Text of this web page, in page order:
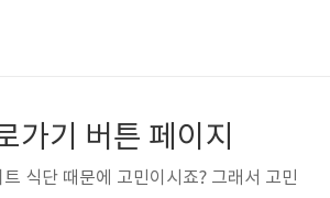
크 남겨 드릴 테니 링크를 통해 구경
가기 버튼 페이지
식단 때문에 고민이시죠? 그래서 고민